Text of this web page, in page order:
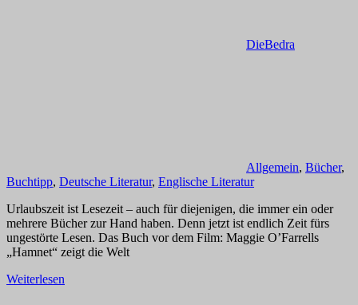
DieBedra
Allgemein, Bücher,
Buchtipp, Deutsche Literatur, Englische Literatur
Urlaubszeit ist Lesezeit – auch für diejenigen, die immer ein oder
mehrere Bücher zur Hand haben. Denn jetzt ist endlich Zeit fürs
ungestörte Lesen. Das Buch vor dem Film: Maggie O’Farrells
„Hamnet“ zeigt die Welt
Weiterlesen